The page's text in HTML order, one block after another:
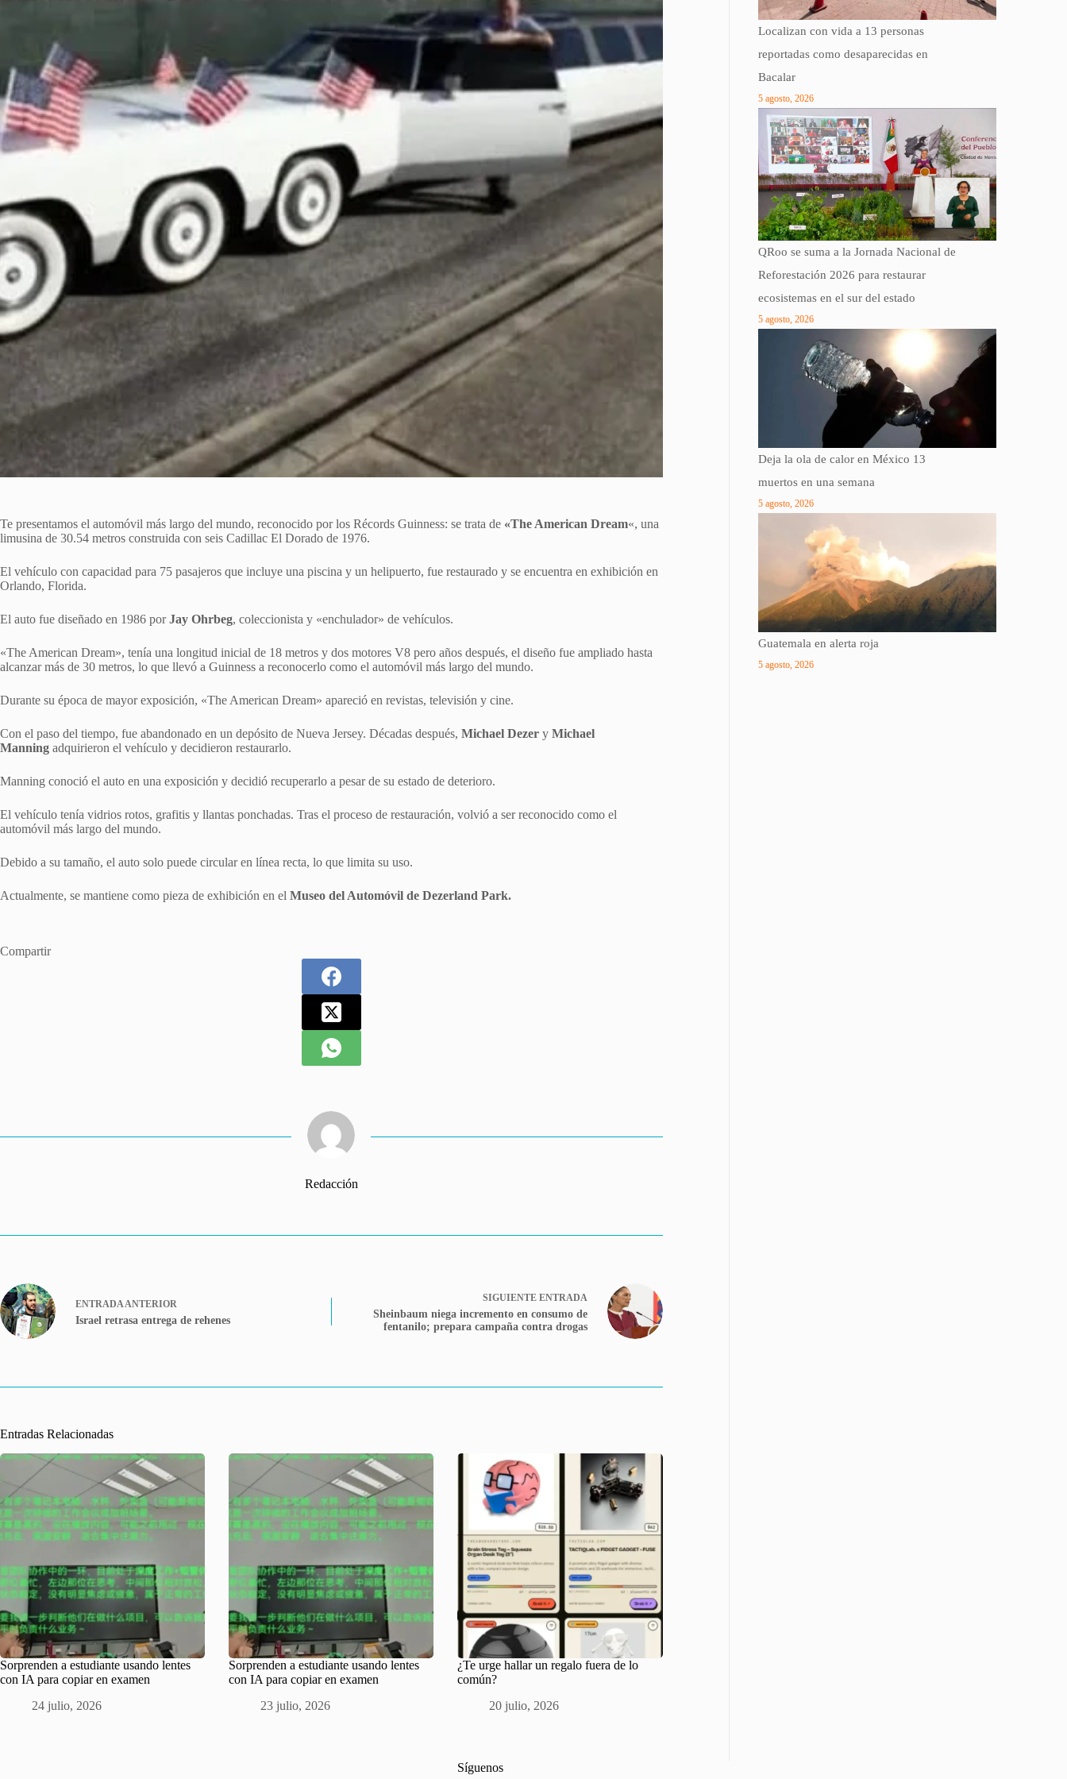
Te presentamos el automóvil más largo del mundo, reconocido por los Récords Guinness: se trata de «The American Dream«, una
limusina de 30.54 metros construida con seis Cadillac El Dorado de 1976.
El vehículo con capacidad para 75 pasajeros que incluye una piscina y un helipuerto, fue restaurado y se encuentra en exhibición en
Orlando, Florida.
El auto fue diseñado en 1986 porJay Ohrbeg, coleccionista y «enchulador» de vehículos.
«The American Dream», tenía una longitud inicial de 18 metros y dos motores V8 pero años después, el diseño fue ampliado hasta
alcanzar más de 30 metros, lo que llevó a Guinness a reconocerlo como el automóvil más largo del mundo.
Durante su época de mayor exposición, «The American Dream» apareció en revistas, televisión y cine.
Con el paso del tiempo, fue abandonado en un depósito de Nueva Jersey. Décadas después, Michael Dezer y Michael
Manning adquirieron el vehículo y decidieron restaurarlo.
Manning conoció el auto en una exposición y decidió recuperarlo a pesar de su estado de deterioro.
El vehículo tenía vidrios rotos, grafitis y llantas ponchadas. Tras el proceso de restauración, volvió a ser reconocido como el
automóvil más largo del mundo.
Debido a su tamaño, el auto solo puede circular en línea recta, lo que limita su uso.
Actualmente, se mantiene como pieza de exhibición en el Museo del Automóvil de Dezerland Park.
Compartir
Redacción
ENTRADA ANTERIOR
Israel retrasa entrega de rehenes
SIGUIENTE ENTRADA
Sheinbaum niega incremento en consumo de
fentanilo; prepara campaña contra drogas
Entradas Relacionadas
Sorprenden a estudiante usando lentes
con IA para copiar en examen
24 julio, 2026
Sorprenden a estudiante usando lentes
con IA para copiar en examen
23 julio, 2026
¿Te urge hallar un regalo fuera de lo
común?
20 julio, 2026
Localizan con vida a 13 personas
reportadas como desaparecidas en
Bacalar
5 agosto, 2026
QRoo se suma a la Jornada Nacional de
Reforestación 2026 para restaurar
ecosistemas en el sur del estado
5 agosto, 2026
Deja la ola de calor en México 13
muertos en una semana
5 agosto, 2026
Guatemala en alerta roja
5 agosto, 2026
Síguenos